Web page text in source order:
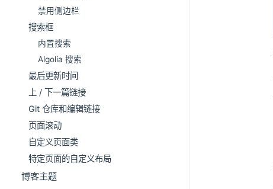
禁用侧边栏
搜索框
内置搜索
Algolia 搜索
最后更新时间
上 / 下一篇链接
Git 仓库和编辑链接
页面滚动
自定义页面类
特定页面的自定义布局
博客主题